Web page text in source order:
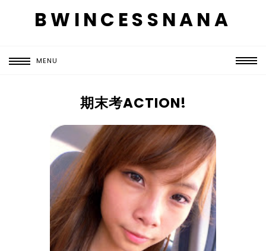
BWINCESSNANA
MENU
期末考ACTION!